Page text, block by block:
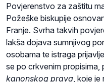
Povjerenstvo za zaštitu
Požeške biskupije
Franje. Svrha takvih
lakša dojava sumnjivog
osobama te istraga
se po crkvenim propisima,
kanonskog prava , koje